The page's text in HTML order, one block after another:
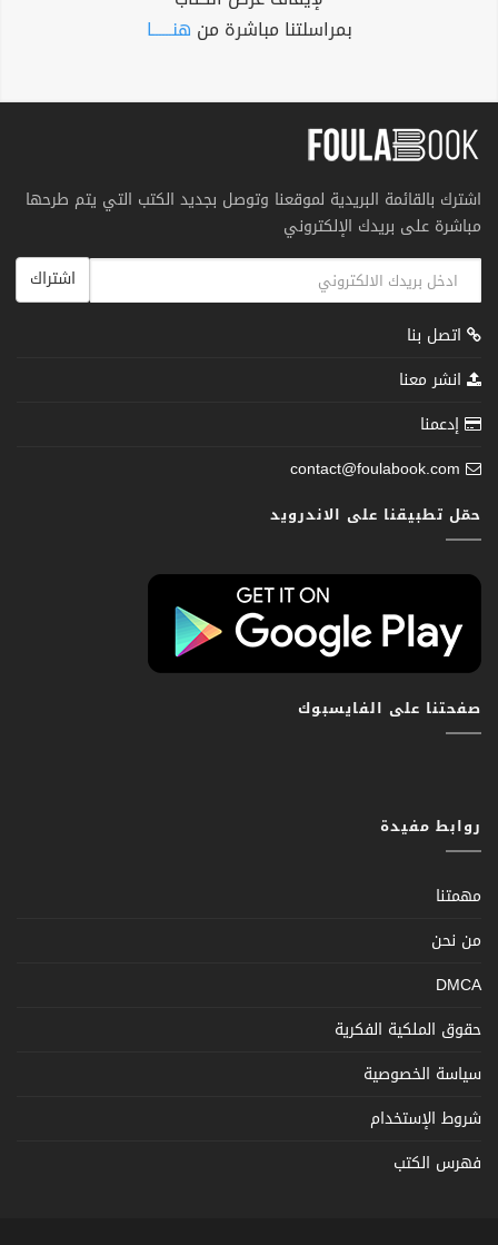
بمراسلتنا مباشرة من هنــــــا
اشترك بالقائمة البريدية لموقعنا وتوصل بجديد الكتب التي يتم طرحها
مباشرة على بريدك الإلكتروني
اشتراك
اتصل بنا
انشر معنا
إدعمنا
contact@foulabook.com
حمّل تطبيقنا على الاندرويد
صفحتنا على الفايسبوك
روابط مفيدة
مهمتنا
من نحن
DMCA
حقوق الملكية الفكرية
سياسة الخصوصية
شروط الإستخدام
فهرس الكتب